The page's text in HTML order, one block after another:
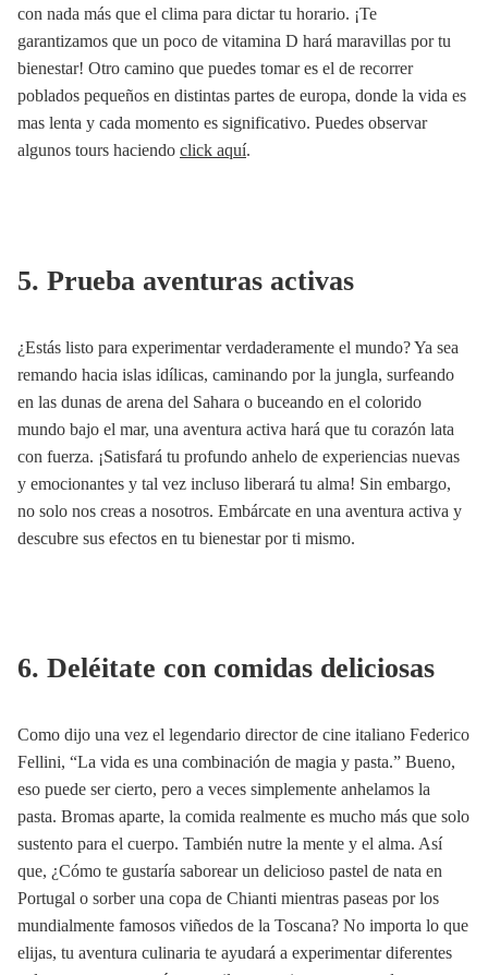
con nada más que el clima para dictar tu horario. ¡Te
garantizamos que un poco de vitamina D hará maravillas por tu
bienestar! Otro camino que puedes tomar es el de recorrer
poblados pequeños en distintas partes de europa, donde la vida es
mas lenta y cada momento es significativo. Puedes observar
algunos tours haciendo click aquí.
5. Prueba aventuras activas
¿Estás listo para experimentar verdaderamente el mundo? Ya sea
remando hacia islas idílicas, caminando por la jungla, surfeando
en las dunas de arena del Sahara o buceando en el colorido
mundo bajo el mar, una aventura activa hará que tu corazón lata
con fuerza. ¡Satisfará tu profundo anhelo de experiencias nuevas
y emocionantes y tal vez incluso liberará tu alma! Sin embargo,
no solo nos creas a nosotros. Embárcate en una aventura activa y
descubre sus efectos en tu bienestar por ti mismo.
6. Deléitate con comidas deliciosas
Como dijo una vez el legendario director de cine italiano Federico
Fellini, “La vida es una combinación de magia y pasta.” Bueno,
eso puede ser cierto, pero a veces simplemente anhelamos la
pasta. Bromas aparte, la comida realmente es mucho más que solo
sustento para el cuerpo. También nutre la mente y el alma. Así
que, ¿Cómo te gustaría saborear un delicioso pastel de nata en
Portugal o sorber una copa de Chianti mientras paseas por los
mundialmente famosos viñedos de la Toscana? No importa lo que
elijas, tu aventura culinaria te ayudará a experimentar diferentes